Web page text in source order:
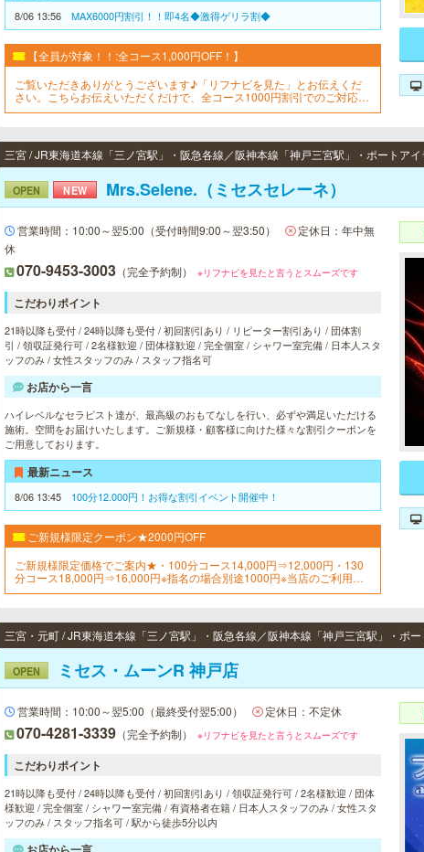
8/06 13:56 MAX6000円割引！！即4名◆激得ゲリラ割◆
【全員が対象！！:全コース1,000円OFF！】
ご覧いただきありがとうございます♪「リフナビを見た」とお伝えくだ
さい。こちらお伝えいただくだけで、全コース1000円割引でのご対応♪
ぜひご利用お待ちしております♪※適応はフリーでのご予約のみとなって
OPEN NEW Mrs.Selene.（ミセスセレーネ）
営業時間：10:00～翌5:00（受付時間9:00～翌3:50）
定休日：年中無
休
070-9453-3003 （完全予約制） ※リフナビを見たと言うとスムーズです
こだわりポイント
21時以降も受付 / 24時以降も受付 / 初回割引あり / リピーター割引あり / 団体割
引 / 領収証発行可 / 2名様歓迎 / 団体様歓迎 / 完全個室 / シャワー室完備 / 日本人スタ
ッフのみ / 女性スタッフのみ / スタッフ指名可
お店から一言
ハイレベルなセラピスト達が、最高級のおもてなしを行い、必ずや満足いただける
施術。空間をお届けいたします。ご新規様・顧客様に向けた様々な割引クーポンを
ご用意しております。
最新ニュース
8/06 13:45 100分12.000円！お得な割引イベント開催中！
ご新規様限定クーポン★2000円OFF
ご新規様限定価格でご案内★・100分コース14,000円⇒12,000円・130
分コース18,000円⇒16,000円※指名の場合別途1000円※当店のご利用が
初めてのお客様が対象です。
OPEN ミセス・ムーンR 神戸店
営業時間：10:00～翌5:00（最終受付翌5:00） 定休日：不定休
070-4281-3339 （完全予約制） ※リフナビを見たと言うとスムーズです
こだわりポイント
21時以降も受付 / 24時以降も受付 / 初回割引あり / 領収証発行可 / 2名様歓迎 / 団体
様歓迎 / 完全個室 / シャワー室完備 / 有資格者在籍 / 日本人スタッフのみ / 女性スタ
ッフのみ / スタッフ指名可 / 駅から徒歩5分以内